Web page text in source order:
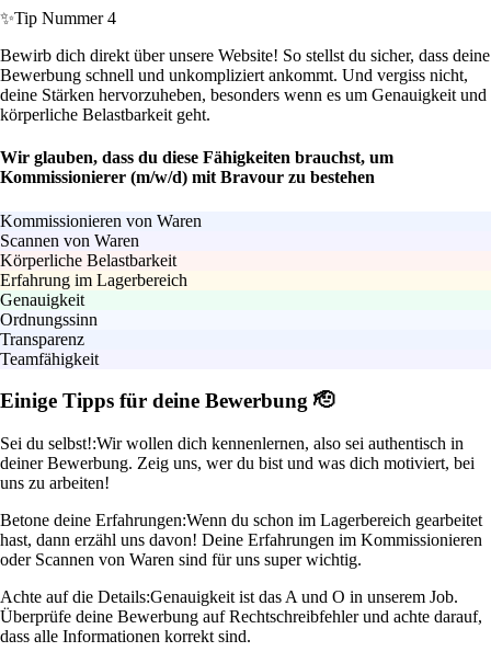
✨Tip Nummer 4
Bewirb dich direkt über unsere Website! So stellst du sicher, dass deine
Bewerbung schnell und unkompliziert ankommt. Und vergiss nicht,
deine Stärken hervorzuheben, besonders wenn es um Genauigkeit und
körperliche Belastbarkeit geht.
Wir glauben, dass du diese Fähigkeiten brauchst, um
Kommissionierer (m/w/d) mit Bravour zu bestehen
Kommissionieren von Waren
Scannen von Waren
Körperliche Belastbarkeit
Erfahrung im Lagerbereich
Genauigkeit
Ordnungssinn
Transparenz
Teamfähigkeit
Einige Tipps für deine Bewerbung 🫡
Sei du selbst!:Wir wollen dich kennenlernen, also sei authentisch in
deiner Bewerbung. Zeig uns, wer du bist und was dich motiviert, bei
uns zu arbeiten!
Betone deine Erfahrungen:Wenn du schon im Lagerbereich gearbeitet
hast, dann erzähl uns davon! Deine Erfahrungen im Kommissionieren
oder Scannen von Waren sind für uns super wichtig.
Achte auf die Details:Genauigkeit ist das A und O in unserem Job.
Überprüfe deine Bewerbung auf Rechtschreibfehler und achte darauf,
dass alle Informationen korrekt sind.